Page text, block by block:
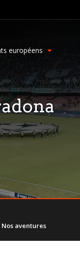
européens
Nos aventures